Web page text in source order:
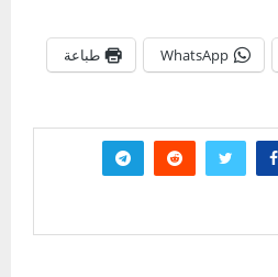
WhatsApp طباعة